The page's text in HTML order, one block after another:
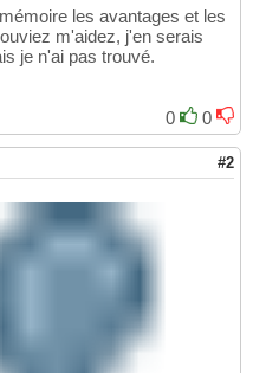
les avantages et les
m'aidez, j'en serais
je n'ai pas trouvé.
0
0
#2